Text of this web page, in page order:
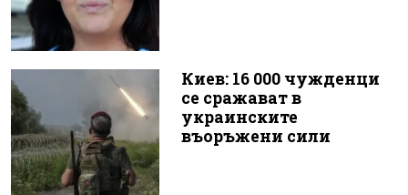
Киев: 16 000 чужденци
се сражават в
украинските
въоръжени сили